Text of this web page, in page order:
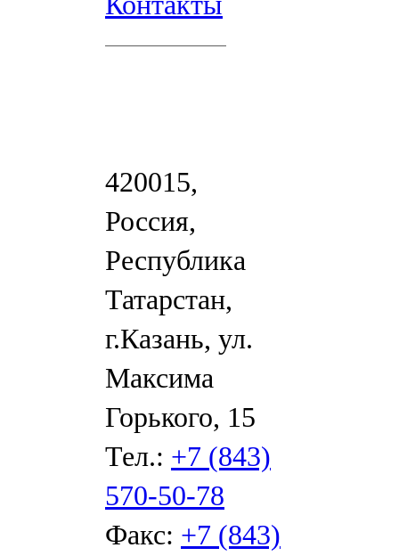
420015,
Россия,
Республика
Татарстан,
г.Казань, ул.
Максима
Горького, 15
Тел.: +7 (843)
570-50-78
Факс: +7 (843)